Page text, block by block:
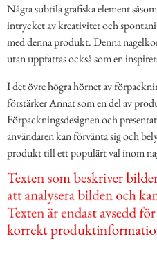
Några subtila grafiska element
intrycket av kreativitet och
med denna produkt. Denna
utan uppfattas också som en
I det övre högra hörnet av
förstärker Annat som en del av
Förpackningsdesignen och
användaren kan förvänta sig och
produkt till ett populärt val inom